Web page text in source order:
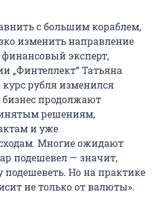
с большим кораблем,
изменить направление
эксперт,
„Финтеллект“ Татьяна
рубля изменился
бизнес продолжают
решениям,
и уже
Многие ожидают
подешевел — значит,
Но на практике
не только от валюты».